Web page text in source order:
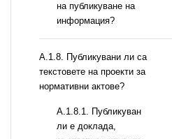
на публикуване на
информация?
А.1.8. Публикувани ли са
текстовете на проекти за
нормативни актове?
А.1.8.1. Публикуван
ли е доклада,